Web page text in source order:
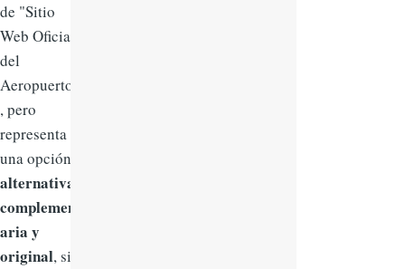
de "Sitio
Web Oficial
del
Aeropuerto"
, pero
representa
una opción
alternativa,
complement
aria y
original, sin